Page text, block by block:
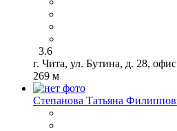
3.6
г. Чита, ул. Бутина, д. 28, офис
269 м
Степанова Татьяна